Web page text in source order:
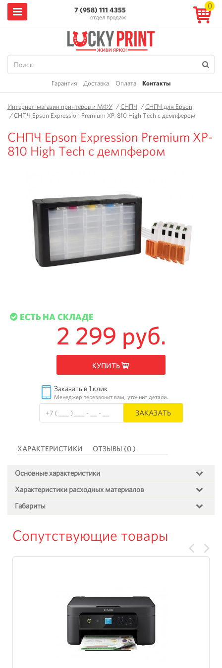
7 (958) 111 4355
отдел продаж
0
Гарантия Доставка Оплата Контакты
Интернет-магазин принтеров и МФУ /СНПЧ /СНПЧ для Epson
/СНПЧ Epson Expression Premium XP-810 High Tech с демпфером
СНПЧ Epson Expression Premium XP-
810 High Tech с демпфером
ЕСТЬ НА СКЛАДЕ
2 299 руб.
КУПИТЬ
Заказать в 1 клик
Менеджер перезвонит вам, уточнит детали.
ЗАКАЗАТЬ
ХАРАКТЕРИСТИКИ ОТЗЫВЫ (0 )
Основные характеристики
Характеристики расходных материалов
Габариты
Сопутствующие товары